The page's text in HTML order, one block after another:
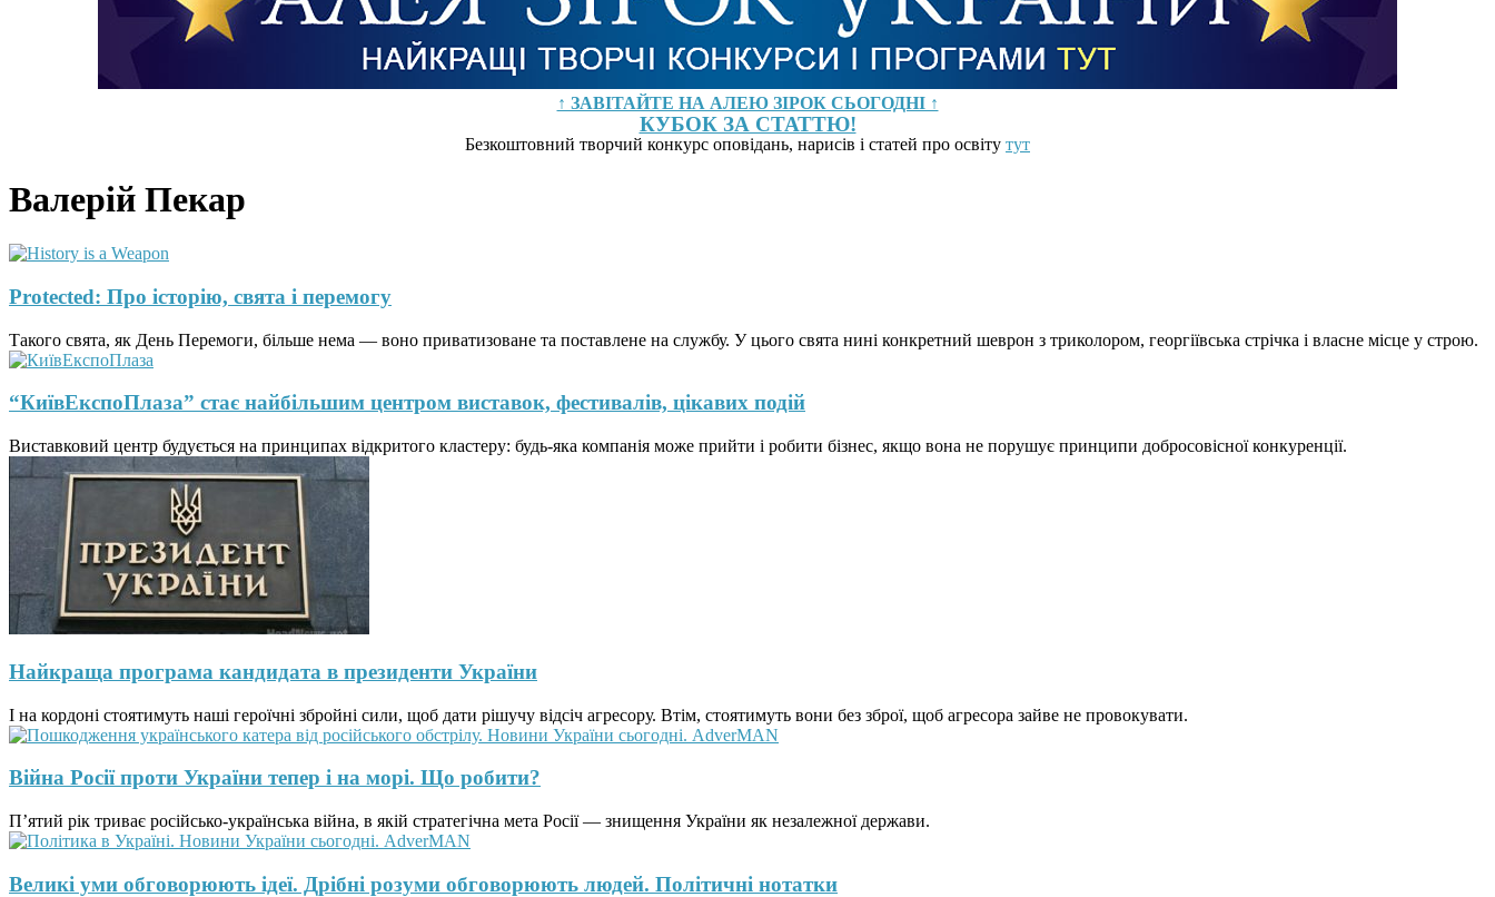
↑ ЗАВІТАЙТЕ НА АЛЕЮ ЗІРОК СЬОГОДНІ ↑
КУБОК ЗА СТАТТЮ!
Безкоштовний творчий конкурс оповідань, нарисів і статей про освіту тут
Валерій Пекар
Protected: Про історію, свята і перемогу
Такого свята, як День Перемоги, більше нема — воно приватизоване та поставлене на службу. У цього свята нині конкретний шеврон з триколором, георгіївська стрічка і власне місце у строю.
“КиївЕкспоПлаза” стає найбільшим центром виставок, фестивалів, цікавих подій
Виставковий центр будується на принципах відкритого кластеру: будь-яка компанія може прийти і робити бізнес, якщо вона не порушує принципи добросовісної конкуренції.
Найкраща програма кандидата в президенти України
І на кордоні стоятимуть наші героїчні збройні сили, щоб дати рішучу відсіч агресору. Втім, стоятимуть вони без зброї, щоб агресора зайве не провокувати.
Війна Росії проти України тепер і на морі. Що робити?
П’ятий рік триває російсько-українська війна, в якій стратегічна мета Росії — знищення України як незалежної держави.
Великі уми обговорюють ідеї. Дрібні розуми обговорюють людей. Політичні нотатки